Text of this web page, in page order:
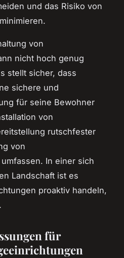
und das Risiko von
von
nicht hoch genug
stellt sicher, dass
sichere und
für seine Bewohner
von
rutschfester
von
In einer sich
Landschaft ist es
proaktiv handeln,
für